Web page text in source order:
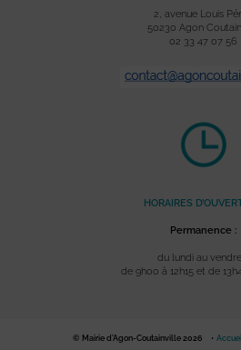
2, avenue Louis
50230 Agon
02 33 47 07 56
HORAIRES
Permanence :
du lundi au
de 9h00 à 12h15 et de
© Mairie d'Agon-Coutainville 2026